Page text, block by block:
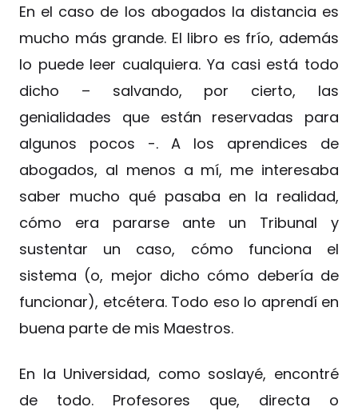
En el caso de los abogados la distancia es
mucho más grande. El libro es frío, además
lo puede leer cualquiera. Ya casi está todo
dicho – salvando, por cierto, las
genialidades que están reservadas para
algunos pocos -. A los aprendices de
abogados, al menos a mí, me interesaba
saber mucho qué pasaba en la realidad,
cómo era pararse ante un Tribunal y
sustentar un caso, cómo funciona el
sistema (o, mejor dicho cómo debería de
funcionar), etcétera. Todo eso lo aprendí en
buena parte de mis Maestros.
En la Universidad, como soslayé, encontré
de todo. Profesores que, directa o